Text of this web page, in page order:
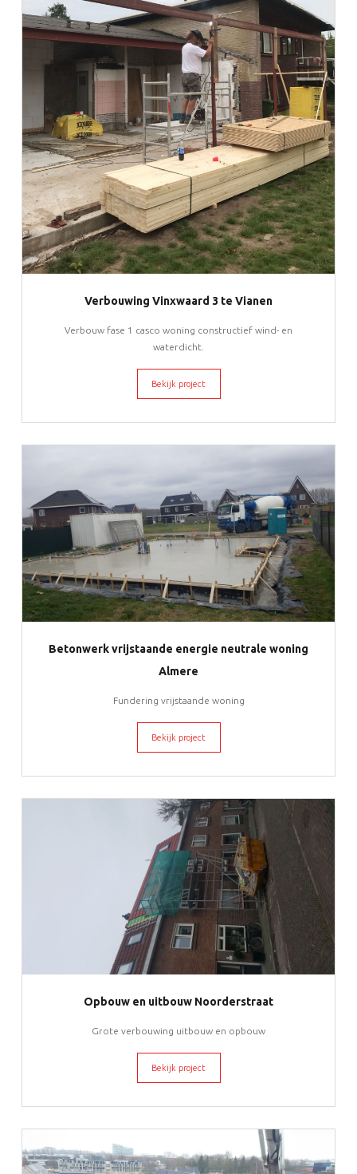
Verbouwing Vinxwaard 3 te Vianen
Verbouw fase 1 casco woning constructief wind- en
waterdicht.
Bekijk project
Betonwerk vrijstaande energie neutrale woning
Almere
Fundering vrijstaande woning
Bekijk project
Opbouw en uitbouw Noorderstraat
Grote verbouwing uitbouw en opbouw
Bekijk project